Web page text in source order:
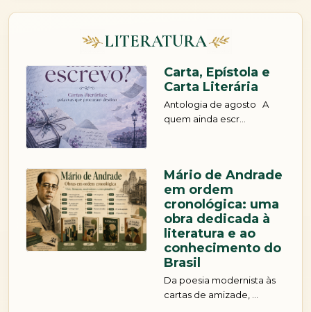
LITERATURA
Carta, Epístola e
Carta Literária
Antologia de agosto A
quem ainda escr...
Mário de Andrade
em ordem
cronológica: uma
obra dedicada à
literatura e ao
conhecimento do
Brasil
Da poesia modernista às
cartas de amizade, ...